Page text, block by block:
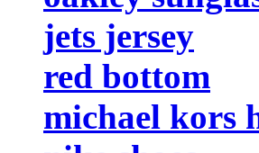
jets jersey
red bottom
michael kors